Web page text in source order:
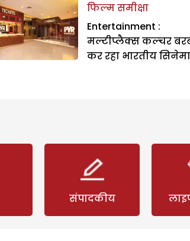
फिल्म समीक्षा
Entertainment :
मल्टीप्लैक्स कल्चर
कर रहा भारतीय सिनेमा
संपादकीय